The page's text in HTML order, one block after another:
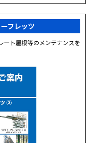
フレッツ
ート屋根等のメンテナンスを